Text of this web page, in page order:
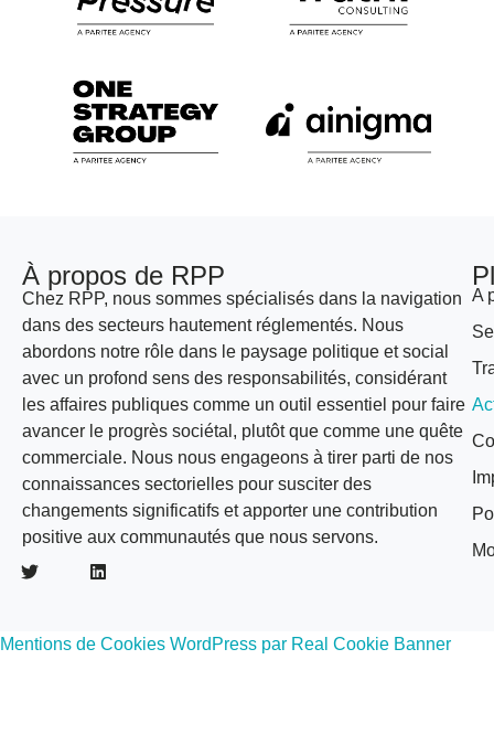
À propos de RPP
Chez RPP, nous sommes spécialisés dans la navigation
dans des secteurs hautement réglementés. Nous
abordons notre rôle dans le paysage politique et social
avec un profond sens des responsabilités, considérant
les affaires publiques comme un outil essentiel pour faire
avancer le progrès sociétal, plutôt que comme une quête
commerciale. Nous nous engageons à tirer parti de nos
connaissances sectorielles pour susciter des
changements significatifs et apporter une contribution
positive aux communautés que nous servons.
A
Mentions de Cookies WordPress par Real Cookie Banner